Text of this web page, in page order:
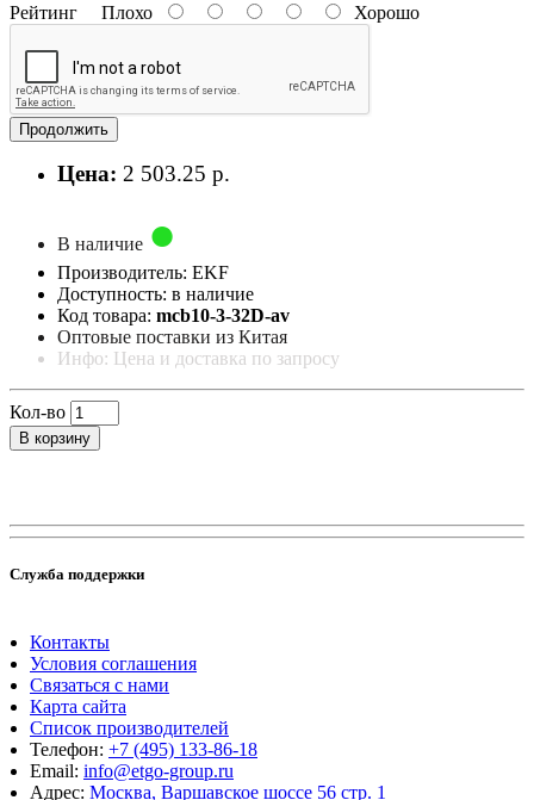
Рейтинг Плохо Хорошо
Продолжить
Цена: 2 503.25 р.
В наличие
Производитель: EKF
Доступность: в наличие
Код товара: mcb10-3-32D-av
Оптовые поставки из Китая
Инфо: Цена и доставка по запросу
Кол-во
В корзину
Служба поддержки
Контакты
Условия соглашения
Связаться с нами
Карта сайта
Список производителей
Телефон: +7 (495) 133-86-18
Email: info@etgo-group.ru
Адрес: Москва, Варшавское шоссе 56 стр. 1